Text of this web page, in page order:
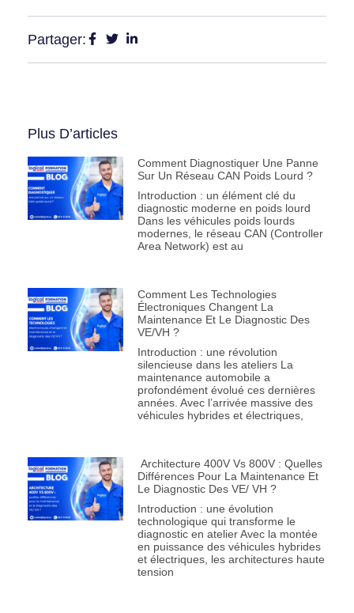
Partager:
Plus D’articles
Comment Diagnostiquer Une Panne
Sur Un Réseau CAN Poids Lourd ?
Introduction : un élément clé du
diagnostic moderne en poids lourd
Dans les véhicules poids lourds
modernes, le réseau CAN (Controller
Area Network) est au
Comment Les Technologies
Électroniques Changent La
Maintenance Et Le Diagnostic Des
VE/VH ?
Introduction : une révolution
silencieuse dans les ateliers La
maintenance automobile a
profondément évolué ces dernières
années. Avec l’arrivée massive des
véhicules hybrides et électriques,
Architecture 400V Vs 800V : Quelles
Différences Pour La Maintenance Et
Le Diagnostic Des VE/ VH ?
Introduction : une évolution
technologique qui transforme le
diagnostic en atelier Avec la montée
en puissance des véhicules hybrides
et électriques, les architectures haute
tension